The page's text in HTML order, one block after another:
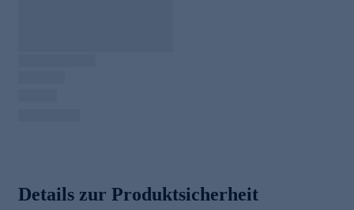
Details zur Produktsicherheit